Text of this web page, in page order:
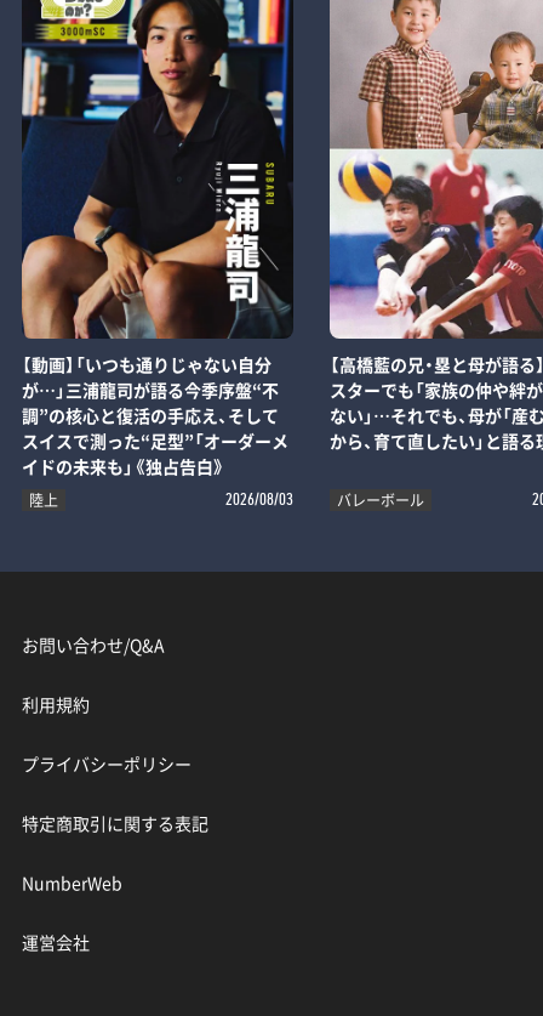
【動画】「いつも通りじゃない自分
が…」三浦龍司が語る今季序盤“不
調”の核心と復活の手応え、そして
スイスで測った“足型”「オーダーメ
イドの未来も」《独占告白》
陸上 2026/08/03
【高橋藍の兄・塁と母が語る
スターでも「家族の仲や絆
ない」…それでも、母が「産
から、育て直したい」と語る
バレーボール
お問い合わせ/Q&A
利用規約
プライバシーポリシー
特定商取引に関する表記
NumberWeb
運営会社